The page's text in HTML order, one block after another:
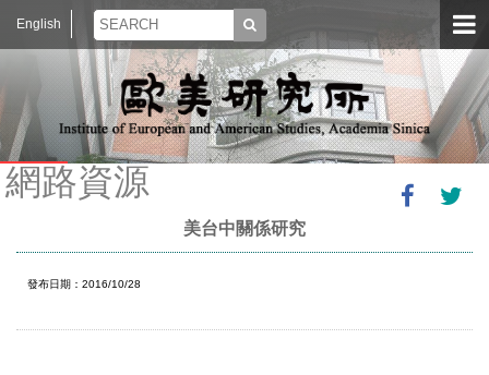
English
網路資源
美台中關係研究
發布日期：2016/10/28